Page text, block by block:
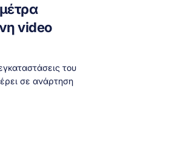
video
του
σε ανάρτηση